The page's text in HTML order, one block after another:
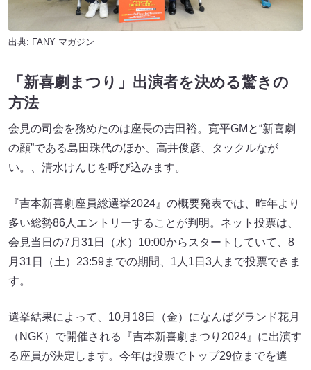
出典: FANY マガジン
「新喜劇まつり」出演者を決める驚きの
方法
会見の司会を務めたのは座長の吉田裕。寛平GMと“新喜劇
の顔”である島田珠代のほか、高井俊彦、タックルなが
い。、清水けんじを呼び込みます。
『吉本新喜劇座員総選挙2024』の概要発表では、昨年より
多い総勢86人エントリーすることが判明。ネット投票は、
会見当日の7月31日（水）10:00からスタートしていて、8
月31日（土）23:59までの期間、1人1日3人まで投票できま
す。
選挙結果によって、10月18日（金）になんばグランド花月
（NGK）で開催される『吉本新喜劇まつり2024』に出演す
る座員が決定します。今年は投票でトップ29位までを選